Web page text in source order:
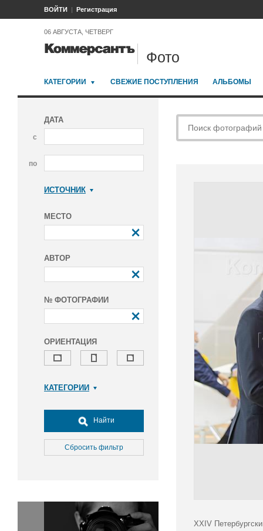
ВОЙТИ Регистрация
06 АВГУСТА, ЧЕТВЕРГ
Фото
КАТЕГОРИИ СВЕЖИЕ ПОСТУПЛЕНИЯ АЛЬБОМЫ
ДАТА
с
по
ИСТОЧНИК
МЕСТО
АВТОР
№ ФОТОГРАФИИ
ОРИЕНТАЦИЯ
КАТЕГОРИИ
Досуг, туризм и отдых
Культура
Медицина
Окружающая среда
Политика
Найти
Сбросить фильтр
XXIV